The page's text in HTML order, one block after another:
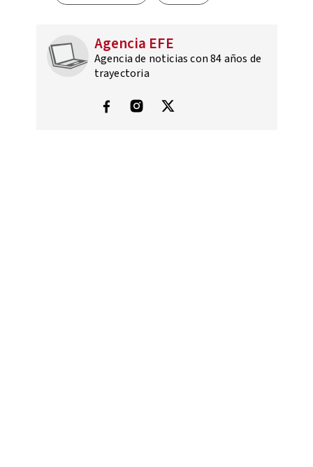
Agencia EFE
Agencia de noticias con 84 años de
trayectoria